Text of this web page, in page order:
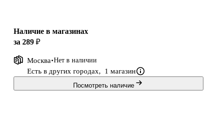
Наличие в магазинах
за 289 ₽
Москва Нет в наличии
Есть в других городах, 1 магазин
Посмотреть наличие